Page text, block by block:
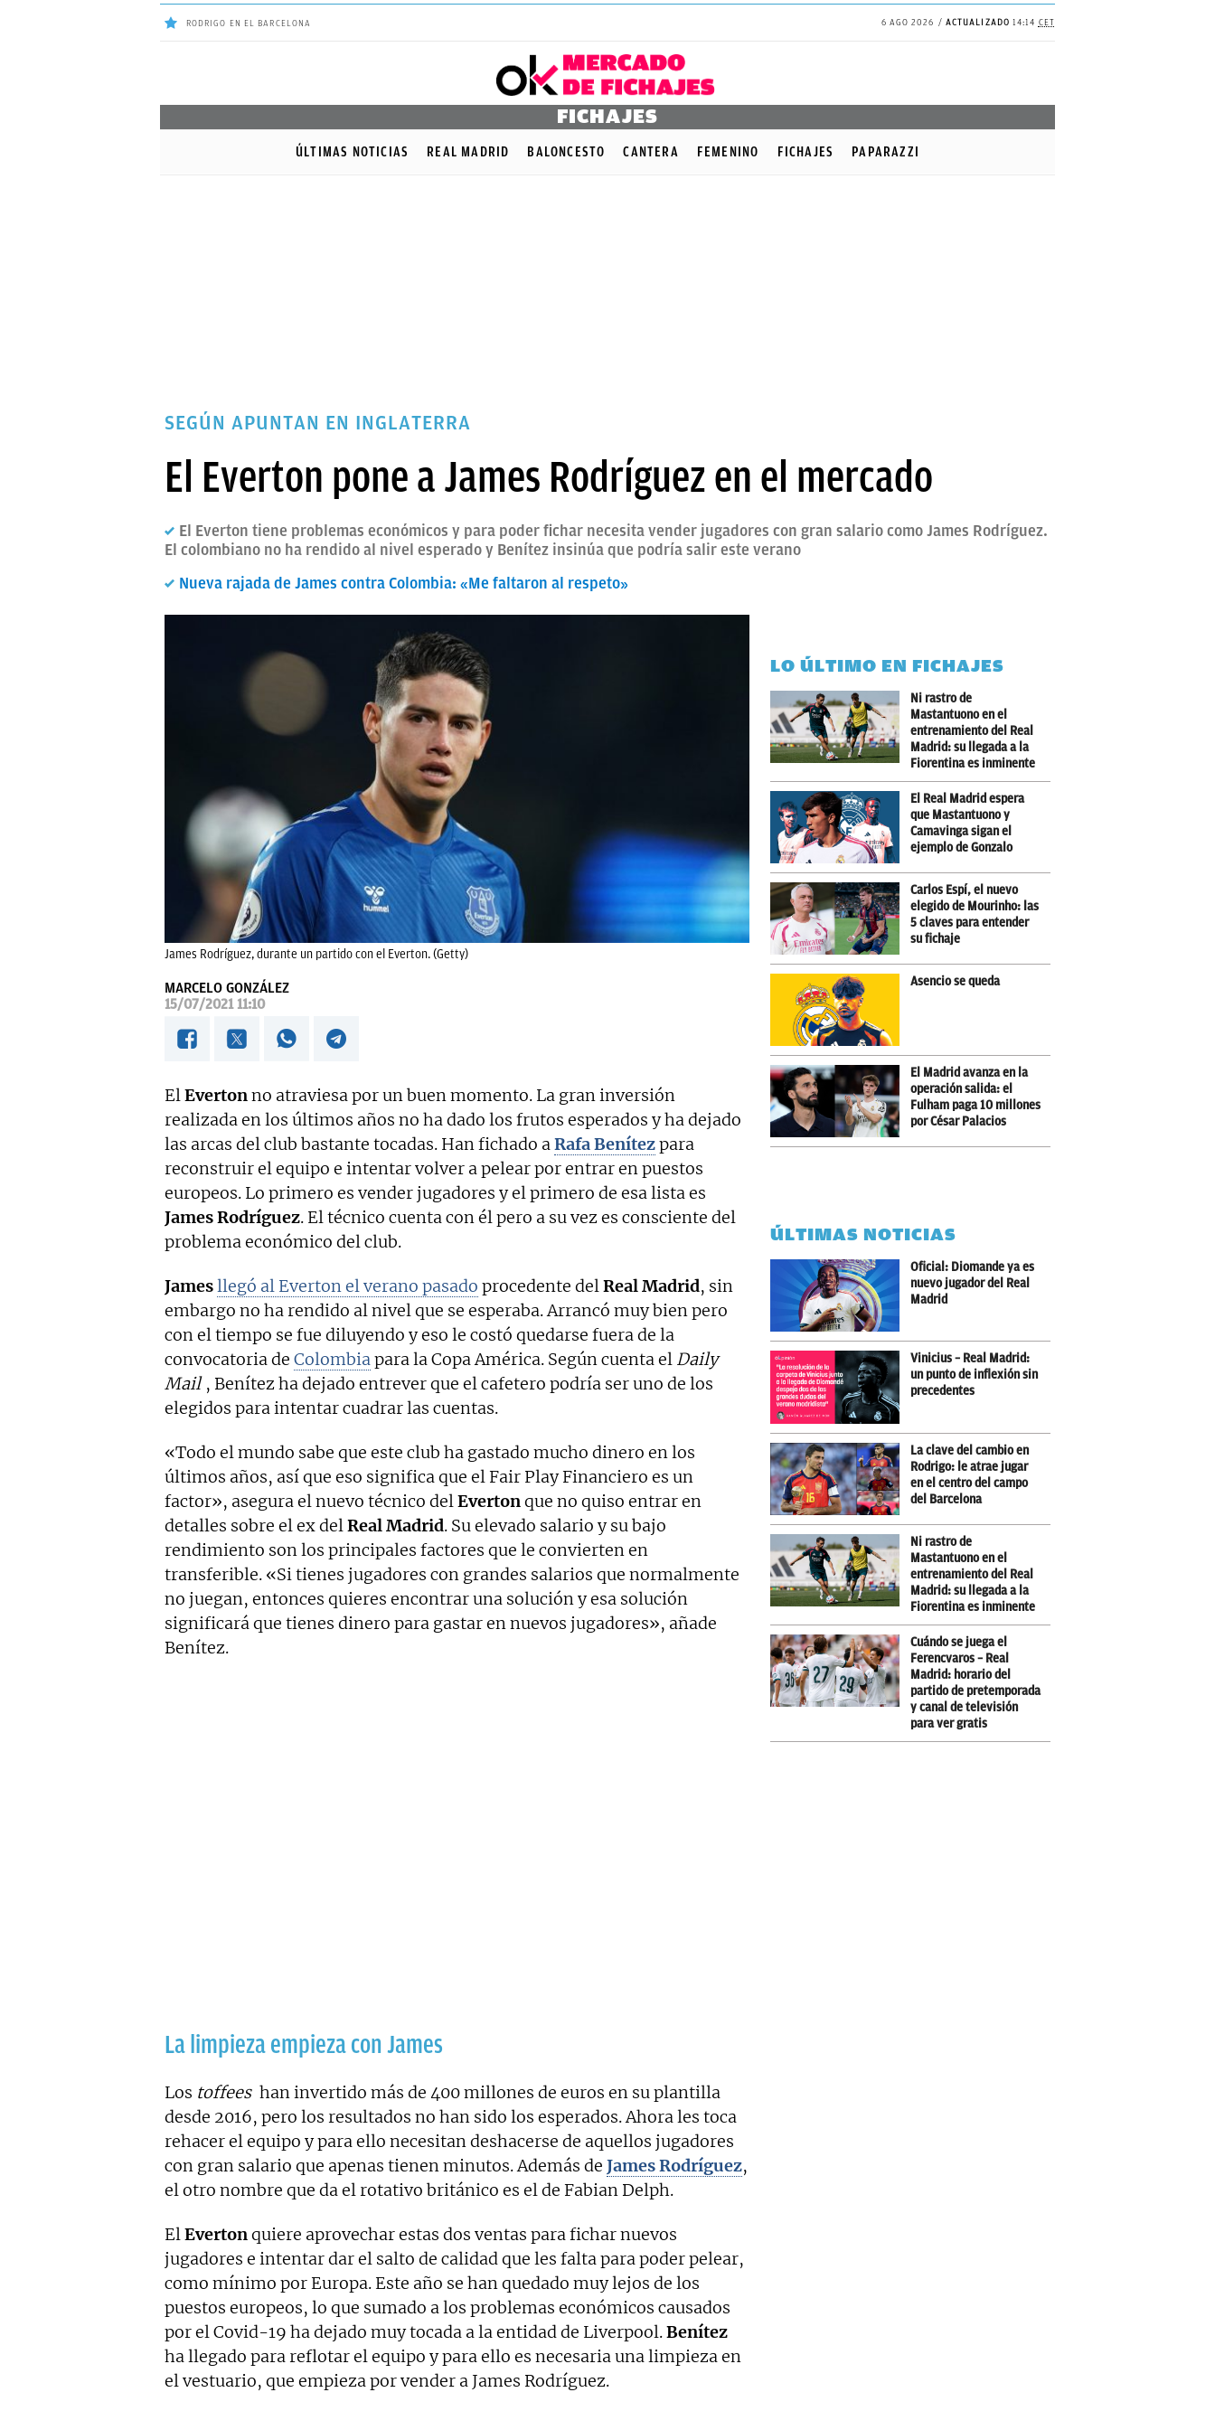
RODRIGO EN EL BARCELONA 6 AGO 2026 ACTUALIZADO 14:14 CET
PAPARAZZI
FICHAJES
ÚLTIMAS NOTICIAS REAL MADRID BALONCESTO CANTERA FEMENINO FICHAJES PAPARAZZI
SEGÚN APUNTAN EN INGLATERRA
El Everton pone a James Rodríguez en el mercado
El Everton tiene problemas económicos y para poder fichar necesita vender jugadores con gran salario como James Rodríguez.
El colombiano no ha rendido al nivel esperado y Benítez insinúa que podría salir este verano
Nueva rajada de James contra Colombia: «Me faltaron al respeto»
James Rodríguez, durante un partido con el Everton. (Getty)
MARCELO GONZÁLEZ
15/07/2021 11:10
ElEvertonno atraviesa por un buen momento. La gran inversión
realizada en los últimos años no ha dado los frutos esperados y ha dejado
las arcas del club bastante tocadas. Han fichado aRafa Benítezpara
reconstruir el equipo e intentar volver a pelear por entrar en puestos
europeos. Lo primero es vender jugadores y el primero de esa lista es
James Rodríguez. El técnico cuenta con él pero a su vez es consciente del
problema económico del club.
Jamesllegó al Everton el verano pasado procedente delReal Madrid, sin
embargo no ha rendido al nivel que se esperaba. Arrancó muy bien pero
con el tiempo se fue diluyendo y eso le costó quedarse fuera de la
convocatoria de Colombiapara la Copa América. Según cuenta el Daily
Mail , Benítez ha dejado entrever que el cafetero podría ser uno de los
elegidos para intentar cuadrar las cuentas.
«Todo el mundo sabe que este club ha gastado mucho dinero en los
últimos años, así que eso significa que el Fair Play Financiero es un
factor», asegura el nuevo técnico delEvertonque no quiso entrar en
detalles sobre el ex delReal Madrid. Su elevado salario y su bajo
rendimiento son los principales factores que le convierten en
transferible. «Si tienes jugadores con grandes salarios que normalmente
no juegan, entonces quieres encontrar una solución y esa solución
significará que tienes dinero para gastar en nuevos jugadores», añade
Benítez.
La limpieza empieza con James
Los toffees han invertido más de 400 millones de euros en su plantilla
desde 2016, pero los resultados no han sido los esperados. Ahora les toca
rehacer el equipo y para ello necesitan deshacerse de aquellos jugadores
con gran salario que apenas tienen minutos. Además de James Rodríguez,
el otro nombre que da el rotativo británico es el de Fabian Delph.
ElEvertonquiere aprovechar estas dos ventas para fichar nuevos
jugadores e intentar dar el salto de calidad que les falta para poder pelear,
como mínimo por Europa. Este año se han quedado muy lejos de los
puestos europeos, lo que sumado a los problemas económicos causados
por el Covid-19 ha dejado muy tocada a la entidad de Liverpool.Benítez
ha llegado para reflotar el equipo y para ello es necesaria una limpieza en
el vestuario, que empieza por vender a James Rodríguez.
LO ÚLTIMO EN FICHAJES
Ni rastro de
Mastantuono en el
entrenamiento del Real
Madrid: su llegada a la
Fiorentina es inminente
El Real Madrid espera
que Mastantuono y
Camavinga sigan el
ejemplo de Gonzalo
Carlos Espí, el nuevo
elegido de Mourinho: las
5 claves para entender
su fichaje
Asencio se queda
El Madrid avanza en la
operación salida: el
Fulham paga 10 millones
por César Palacios
ÚLTIMAS NOTICIAS
Oficial: Diomande ya es
nuevo jugador del Real
Madrid
Vinicius – Real Madrid:
un punto de inflexión sin
precedentes
La clave del cambio en
Rodrigo: le atrae jugar
en el centro del campo
del Barcelona
Ni rastro de
Mastantuono en el
entrenamiento del Real
Madrid: su llegada a la
Fiorentina es inminente
Cuándo se juega el
Ferencvaros – Real
Madrid: horario del
partido de pretemporada
y canal de televisión
para ver gratis